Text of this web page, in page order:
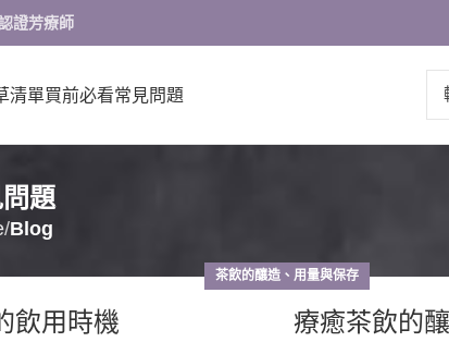
證芳療師
清單買前必看常見問題
題
Blog
飲用時機
茶飲的釀造、用量與保存
療癒茶飲的